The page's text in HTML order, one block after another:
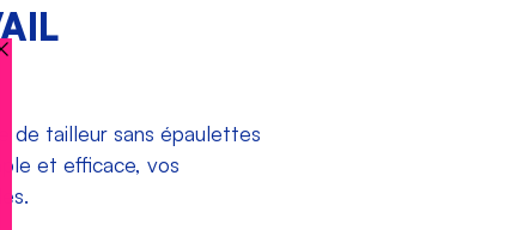
de tailleur sans épaulettes
et efficace, vos